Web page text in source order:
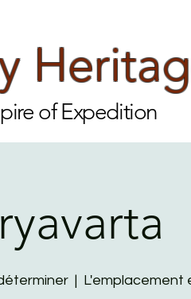
of Expedition
  |
L'emplacement